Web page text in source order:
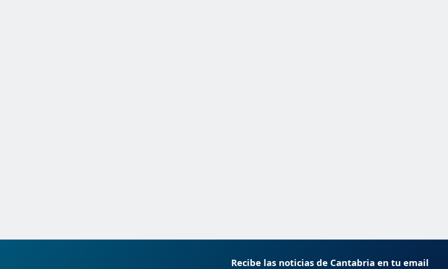
Recibe las noticias de Cantabria en tu email